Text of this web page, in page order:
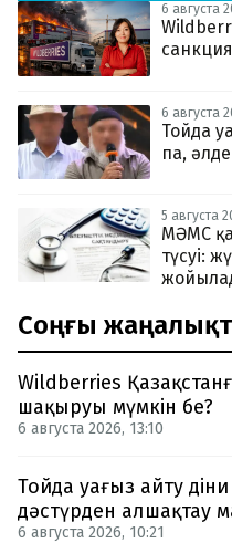
6 августа
6 августа
Тойда
па,
5 августа
МӘМС
түсуі:
Соңғы
Wildberries
шақыруы мүмкін бе?
6 августа 2026, 13:10
Тойда уағыз айту
дәстүрден алшақтау
6 августа 2026, 10:21